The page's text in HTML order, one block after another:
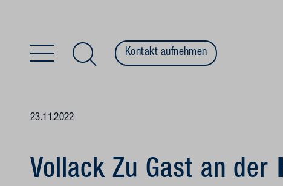
Kontakt aufnehmen
23.11.2022
Vollack Zu Gast an der